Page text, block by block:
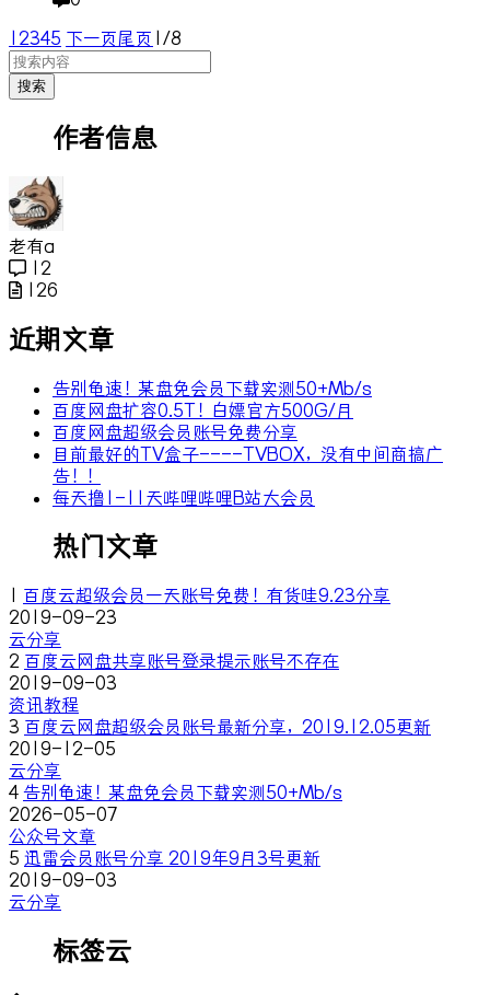
1 2345 下一页尾页 1/8
搜索
作者信息
老有a
12
126
近期文章
告别龟速！某盘免会员下载实测50+Mb/s
百度网盘扩容0.5T！白嫖官方500G/月
百度网盘超级会员账号免费分享
目前最好的TV盒子----TVBOX，没有中间商搞广
告！！
每天撸1-11天哔哩哔哩B站大会员
热门文章
百度云超级会员一天账号免费！有货哇9.23分享
2019-09-23
云分享
2 百度云网盘共享账号登录提示账号不存在
2019-09-03
资讯教程
3 百度云网盘超级会员账号最新分享，2019.12.05更新
2019-12-05
云分享
4 告别龟速！某盘免会员下载实测50+Mb/s
2026-05-07
公众号文章
5 迅雷会员账号分享 2019年9月3号更新
2019-09-03
云分享
标签云